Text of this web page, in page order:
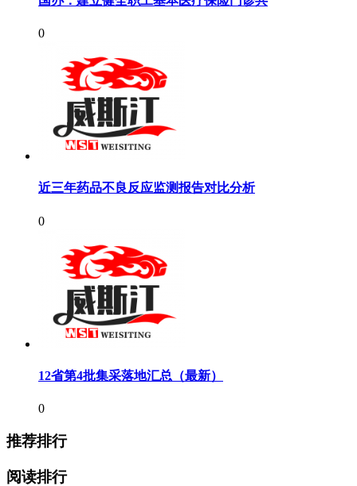
0
近三年药品不良反应监测报告对比分析
0
12省第4批集采落地汇总（最新）
0
推荐排行
阅读排行